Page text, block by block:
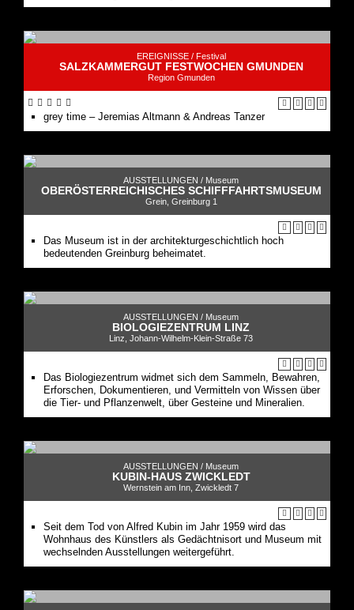
EREIGNISSE / Festival
SALZKAMMERGUT FESTWOCHEN GMUNDEN
Region Gmunden
grey time – Jeremias Altmann & Andreas Tanzer
AUSSTELLUNGEN / Museum
OBERÖSTERREICHISCHES SCHIFFFAHRTSMUSEUM
Grein, Greinburg 1
Das Museum ist in der architekturgeschichtlich hoch
bedeutenden Greinburg beheimatet.
AUSSTELLUNGEN / Museum
BIOLOGIEZENTRUM LINZ
Linz, Johann-Wilhelm-Klein-Straße 73
Das Biologiezentrum widmet sich dem Sammeln, Bewahren,
Erforschen, Dokumentieren, und Vermitteln von Wissen über
die Tier- und Pflanzenwelt, über Gesteine und Mineralien.
AUSSTELLUNGEN / Museum
KUBIN-HAUS ZWICKLEDT
Wernstein am Inn, Zwickledt 7
Seit dem Tod von Alfred Kubin im Jahr 1959 wird das
Wohnhaus des Künstlers als Gedächtnisort und Museum mit
wechselnden Ausstellungen weitergeführt.